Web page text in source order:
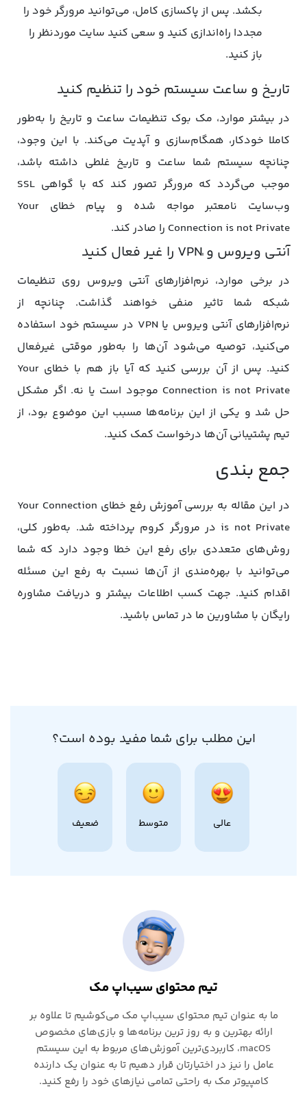
بکشد. پس از پاکسازی کامل، می‌توانید مرورگر خود را
مجددا راه‌اندازی کنید و سعی کنید سایت موردنظر را
باز کنید.
تاریخ و ساعت سیستم خود را تنظیم کنید
در بیشتر موارد، مک بوک تنظیمات ساعت و تاریخ را به‌طور
کاملا خودکار، همگام‌سازی و آپدیت می‌کند. با این وجود،
چنانچه سیستم شما ساعت و تاریخ غلطی داشته باشد،
موجب می‌گردد که مرورگر تصور کند که با گواهی SSL
وب‌سایت نامعتبر مواجه شده و پیام خطای Your
Connection is not Private را صادر کند.
آنتی ویروس و ٰVPN را غیر فعال کنید
در برخی موارد، نرم‌افزار‌های آنتی ویروس روی تنظیمات
شبکه شما تاثیر منفی خواهند گذاشت. چنانچه از
نرم‌افزار‌های آنتی ویروس یا VPN در سیستم خود استفاده
می‌کنید، توصیه می‌شود آن‌ها را به‌طور موقتی غیرفعال
کنید. پس از آن بررسی کنید که آیا باز هم با خطای Your
Connection is not Private موجود است یا نه. اگر مشکل
حل شد و یکی از این برنامه‌ها مسبب این موضوع بود، از
تیم پشتیبانی آن‌ها درخواست کمک کنید.
جمع بندی
در این مقاله به بررسی آموزش رفع خطای Your Connection
is not Private در مرورگر کروم پرداخته شد. به‌طور کلی،
روش‌های متعددی برای رفع این خطا وجود دارد که شما
می‌توانید با بهره‌مندی از آن‌ها نسبت به رفع این مسئله
اقدام کنید. جهت کسب اطلاعات بیشتر و دریافت مشاوره
رایگان با مشاورین ما در تماس باشید.
این مطلب برای شما مفید بوده است؟
عالی متوسط ضعیف
تیم محتوای سیب‌اپ مک
ما به عنوان تیم محتوای سیب‌اپ مک می‌کوشیم تا علاوه بر
ارائه بهترین و به روز ترین برنامه‌ها و بازی‌های مخصوص
macOS، کاربردی‌ترین آموزش‌های مربوط به این سیستم
عامل را نیز در اختیارتان قرار دهیم تا به عنوان یک دارنده
کامپیوتر مک به راحتی تمامی نیازهای خود را رفع کنید.